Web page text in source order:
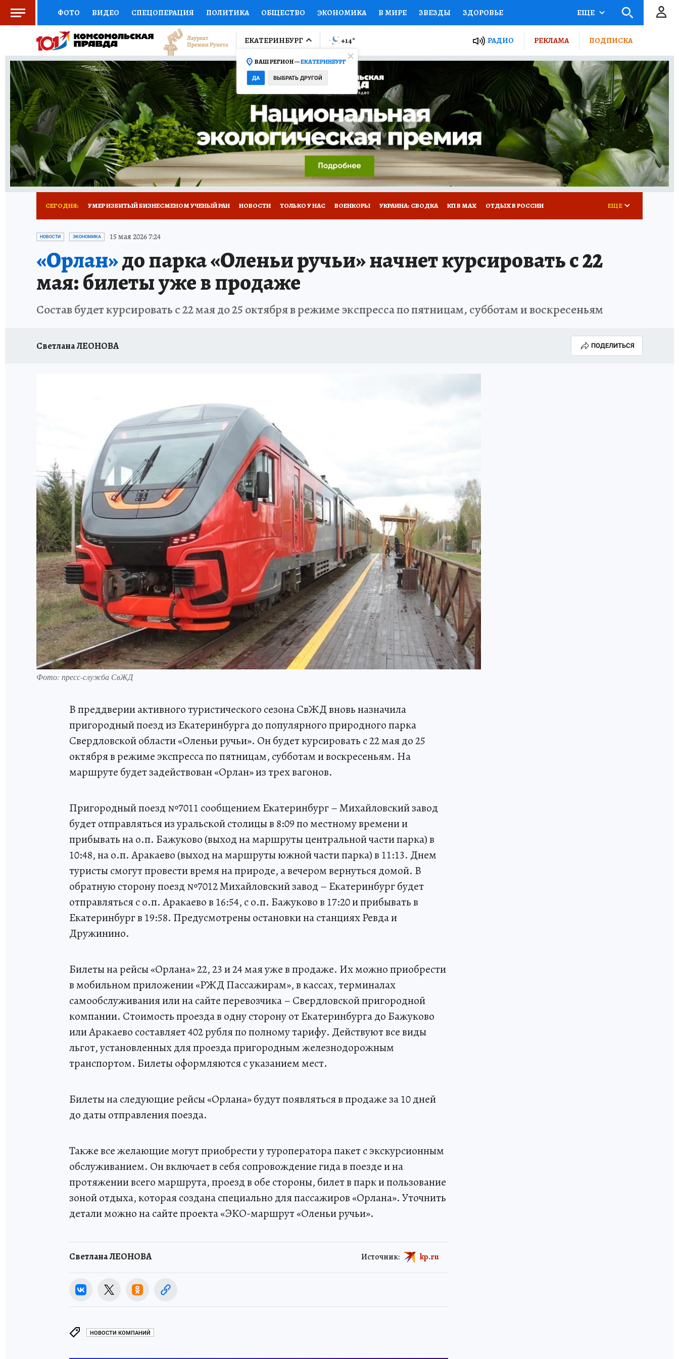
ФОТО ВИДЕО СПЕЦОПЕРАЦИЯ ПОЛИТИКА ОБЩЕСТВО ЭКОНОМИКА В МИРЕ ЗВЕЗДЫ ЗДОРОВЬЕ
СОЦПОДДЕРЖКА НАУКА СПОРТ КОЛУМНИСТЫ ПРОИСШЕСТВИЯ НАЦИОНАЛЬНЫЕ ПРОЕКТЫ РОССИИ
ВЫБОР ЭКСПЕРТОВ ДОКТОР ФИНАНСЫ ОТКРЫВАЕМ МИР Я ЗНАЮ СЕМЬЯ ЖЕНСКИЕ СЕКРЕТЫ ПУТЕВОДИТЕЛЬ
КНИЖНАЯ ПОЛКА ПРОГНОЗЫ НА СПОРТ ПРОМОКОДЫ СЕРИАЛЫ СПЕЦПРОЕКТЫ ДЕФИЦИТ ЖЕЛЕЗА ТУРИЗМ
ПРЕСС-ЦЕНТР НЕДВИЖИМОСТЬ ТЕЛЕВИЗОР КОЛЛЕКЦИИ КОНКУРСЫ РАБОТА У НАС ГИД ПОТРЕБИТЕЛЯ ВСЕ О КП
РАДИО КП ТЕСТЫ НОВОЕ НА САЙТЕ
ЕЩЕ
ЕКАТЕРИНБУРГ
ВАШ РЕГИОН —ЕКАТЕРИНБУРГ
ДА ВЫБРАТЬ ДРУГОЙ
+14° РАДИО РЕКЛАМА ПОДПИСКА
СЕГОДНЯ: УМЕР ИЗБИТЫЙ БИЗНЕСМЕНОМ УЧЕНЫЙ РАН НОВОСТИ ТОЛЬКО У НАС ВОЕНКОРЫ УКРАИНА: СВОДКА КП В МАХ ОТДЫХ В РОССИИ
ЗАПОВЕДНАЯ РОССИЯ
ЕЩЕ
НОВОСТИ ЭКОНОМИКА 15 мая 2026 7:24
«Орлан»до парка «Оленьи ручьи» начнет курсировать с 22
мая: билеты уже в продаже
Состав будет курсировать с 22 мая до 25 октября в режиме экспресса по пятницам, субботам и воскресеньям
Светлана ЛЕОНОВА ПОДЕЛИТЬСЯ
Фото: пресс-служба СвЖД
В преддверии активного туристического сезона СвЖД вновь назначила
пригородный поезд из Екатеринбурга до популярного природного парка
Свердловской области «Оленьи ручьи». Он будет курсировать с 22 мая до 25
октября в режиме экспресса по пятницам, субботам и воскресеньям. На
маршруте будет задействован «Орлан» из трех вагонов.
Пригородный поезд №7011 сообщением Екатеринбург – Михайловский завод
будет отправляться из уральской столицы в 8:09 по местному времени и
прибывать на о.п. Бажуково (выход на маршруты центральной части парка) в
10:48, на о.п. Аракаево (выход на маршруты южной части парка) в 11:13. Днем
туристы смогут провести время на природе, а вечером вернуться домой. В
обратную сторону поезд №7012 Михайловский завод – Екатеринбург будет
отправляться с о.п. Аракаево в 16:54, с о.п. Бажуково в 17:20 и прибывать в
Екатеринбург в 19:58. Предусмотрены остановки на станциях Ревда и
Дружинино.
Билеты на рейсы «Орлана» 22, 23 и 24 мая уже в продаже. Их можно приобрести
в мобильном приложении «РЖД Пассажирам», в кассах, терминалах
самообслуживания или на сайте перевозчика – Свердловской пригородной
компании. Стоимость проезда в одну сторону от Екатеринбурга до Бажуково
или Аракаево составляет 402 рубля по полному тарифу. Действуют все виды
льгот, установленных для проезда пригородным железнодорожным
транспортом. Билеты оформляются с указанием мест.
Билеты на следующие рейсы «Орлана» будут появляться в продаже за 10 дней
до даты отправления поезда.
Также все желающие могут приобрести у туроператора пакет с экскурсионным
обслуживанием. Он включает в себя сопровождение гида в поезде и на
протяжении всего маршрута, проезд в обе стороны, билет в парк и пользование
зоной отдыха, которая создана специально для пассажиров «Орлана». Уточнить
детали можно на сайте проекта «ЭКО-маршрут «Оленьи ручьи».
Светлана ЛЕОНОВА Источник: kp.ru
НОВОСТИ КОМПАНИЙ